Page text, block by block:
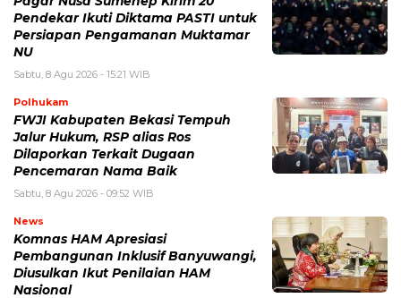
Pendekar Ikuti Diktama PASTI untuk
Persiapan Pengamanan Muktamar
NU
Sabtu, 8 Agu 2026 - 15:21 WIB
Polhukam
FWJI Kabupaten Bekasi Tempuh
Jalur Hukum, RSP alias Ros
Dilaporkan Terkait Dugaan
Pencemaran Nama Baik
Sabtu, 8 Agu 2026 - 09:52 WIB
News
Komnas HAM Apresiasi
Pembangunan Inklusif Banyuwangi,
Diusulkan Ikut Penilaian HAM
Nasional